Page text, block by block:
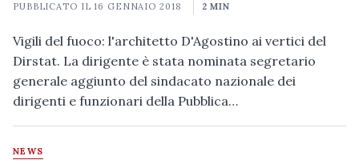
PUBBLICATO IL16 GENNAIO 2018 2 MIN
Vigili del fuoco: l'architetto D'Agostino ai vertici del
Dirstat. La dirigente è stata nominata segretario
generale aggiunto del sindacato nazionale dei
dirigenti e funzionari della Pubblica…
NEWS